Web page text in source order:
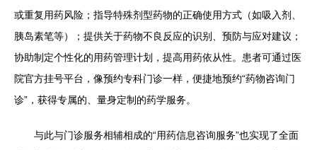
或重复用药风险；指导特殊剂型药物的正确使用方式（如吸入剂、
胰岛素笔等）；提供关于药物不良反应的识别、预防与应对建议；
协助制定个性化的用药管理计划，提高用药依从性。患者可通过医
院官方挂号平台，像预约专科门诊一样，便捷地预约“药物咨询门
诊”，获得专属的、量身定制的药学服务。
与此与门诊服务相辅相成的“用药信息咨询服务”也实现了全面